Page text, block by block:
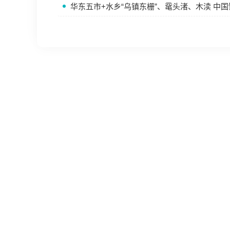
华东五市+水乡“乌镇东栅”、鼋头渚、木渎 中